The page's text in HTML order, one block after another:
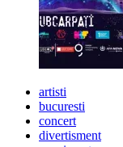
artisti
bucuresti
concert
divertisment